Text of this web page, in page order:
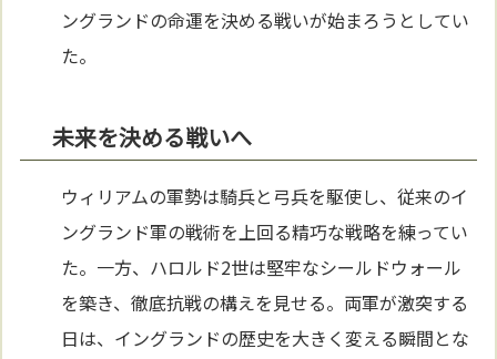
ングランドの命運を決める戦いが始まろうとしてい
た。
未来を決める戦いへ
ウィリアムの軍勢は騎兵と弓兵を駆使し、従来のイ
ングランド軍の戦術を上回る精巧な戦略を練ってい
た。一方、ハロルド2世は堅牢なシールドウォール
を築き、徹底抗戦の構えを見せる。両軍が激突する
日は、イングランドの歴史を大きく変える瞬間とな